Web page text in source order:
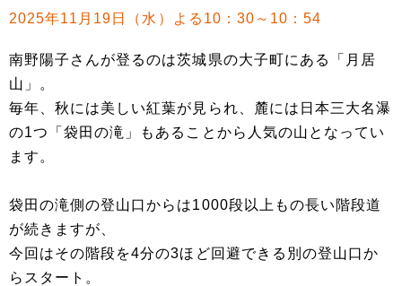
2025年11月19日（水）よる10：30～10：54
南野陽子さんが登るのは茨城県の大子町にある「月居
山」。
毎年、秋には美しい紅葉が見られ、麓には日本三大名瀑
の1つ「袋田の滝」もあることから人気の山となってい
ます。
袋田の滝側の登山口からは1000段以上もの長い階段道
が続きますが、
今回はその階段を4分の3ほど回避できる別の登山口か
らスタート。